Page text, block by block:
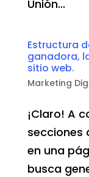
Unión...
Estructura
ganadora,
sitio web.
Marketing
¡Claro! A
secciones
en una
busca